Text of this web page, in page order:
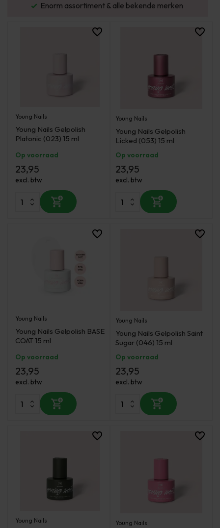
Enorm assortiment & alle bekende merken
Young Nails
Young Nails Gelpolish
Platonic (023) 15 ml
Op voorraad
23,95
excl. btw
Young Nails
Young Nails Gelpolish
Licked (053) 15 ml
Op voorraad
23,95
excl. btw
Young Nails
Young Nails Gelpolish BASE
COAT 15 ml
Op voorraad
23,95
excl. btw
Young Nails
Young Nails Gelpolish Saint
Sugar (046) 15 ml
Op voorraad
23,95
excl. btw
Young Nails Young Nails